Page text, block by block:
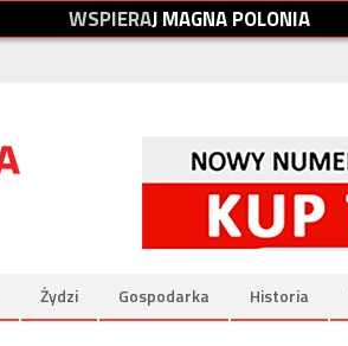
WSPIERAJMAGNAPOLONIA
Żydzi Gospodarka Historia